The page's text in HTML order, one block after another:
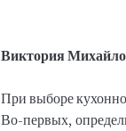
Виктория
При выборе
Во-первых,